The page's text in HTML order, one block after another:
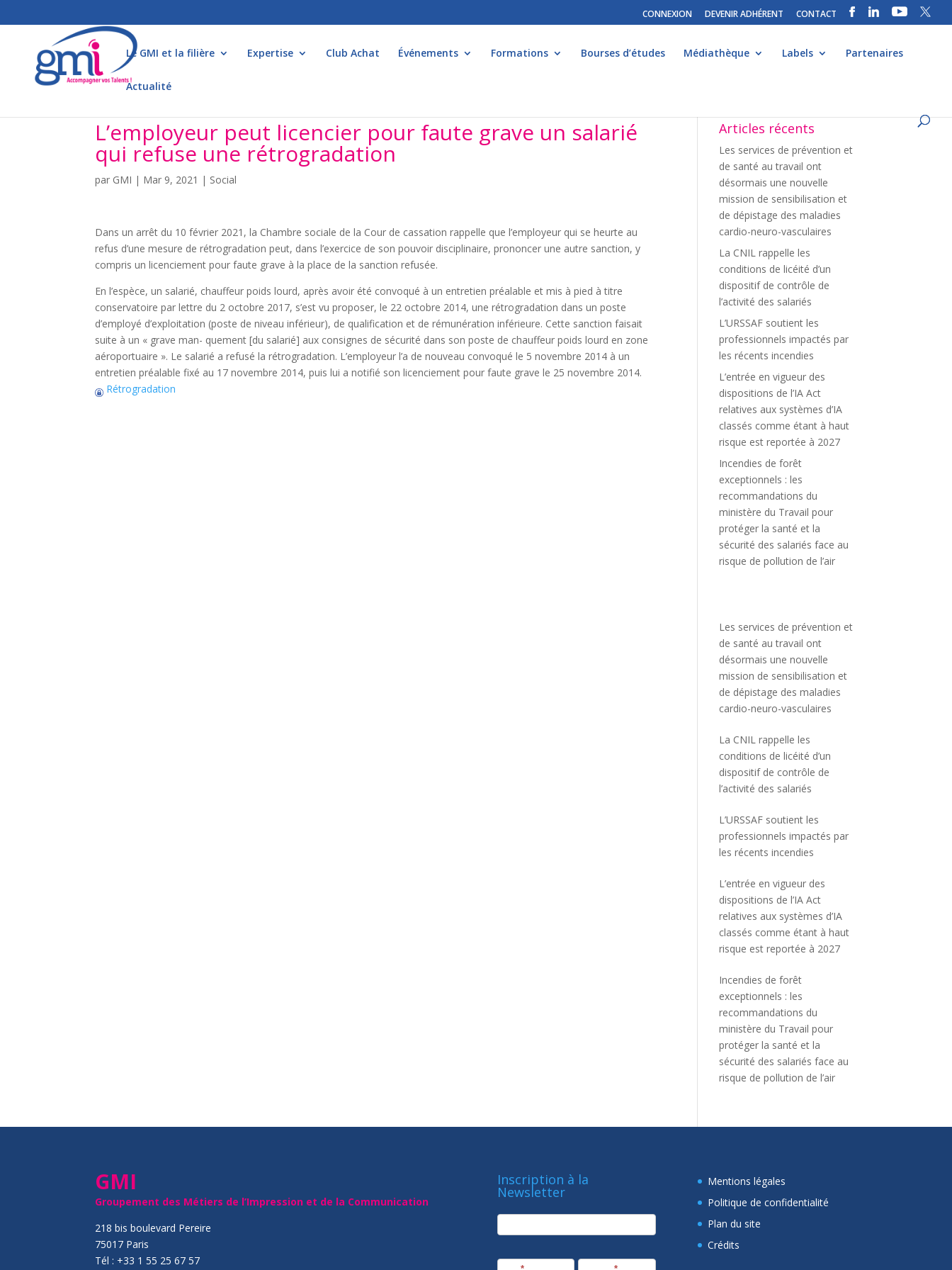
CONNEXION DEVENIR ADHÉRENT CONTACT
Le GMI et la filière Expertise Club Achat Événements Formations Bourses d’études Médiathèque Labels Partenaires
Actualité
L’employeur peut licencier pour faute grave un salarié
qui refuse une rétrogradation
par GMI | Mar 9, 2021 | Social
Dans un arrêt du 10 février 2021, la Chambre sociale de la Cour de cassation rappelle que l’employeur qui se heurte au
refus d’une mesure de rétrogradation peut, dans l’exercice de son pouvoir disciplinaire, prononcer une autre sanction, y
compris un licenciement pour faute grave à la place de la sanction refusée.
En l’espèce, un salarié, chauffeur poids lourd, après avoir été convoqué à un entretien préalable et mis à pied à titre
conservatoire par lettre du 2 octobre 2017, s’est vu proposer, le 22 octobre 2014, une rétrogradation dans un poste
d’employé d’exploitation (poste de niveau inférieur), de qualification et de rémunération inférieure. Cette sanction faisait
suite à un « grave man- quement [du salarié] aux consignes de sécurité dans son poste de chauffeur poids lourd en zone
aéroportuaire ». Le salarié a refusé la rétrogradation. L’employeur l’a de nouveau convoqué le 5 novembre 2014 à un
entretien préalable fixé au 17 novembre 2014, puis lui a notifié son licenciement pour faute grave le 25 novembre 2014.
Rétrogradation
Articles récents
Les services de prévention et
de santé au travail ont
désormais une nouvelle
mission de sensibilisation et
de dépistage des maladies
cardio-neuro-vasculaires
La CNIL rappelle les
conditions de licéité d’un
dispositif de contrôle de
l’activité des salariés
L’URSSAF soutient les
professionnels impactés par
les récents incendies
L’entrée en vigueur des
dispositions de l’IA Act
relatives aux systèmes d’IA
classés comme étant à haut
risque est reportée à 2027
Incendies de forêt
exceptionnels : les
recommandations du
ministère du Travail pour
protéger la santé et la
sécurité des salariés face au
risque de pollution de l’air
Les services de prévention et
de santé au travail ont
désormais une nouvelle
mission de sensibilisation et
de dépistage des maladies
cardio-neuro-vasculaires
La CNIL rappelle les
conditions de licéité d’un
dispositif de contrôle de
l’activité des salariés
L’URSSAF soutient les
professionnels impactés par
les récents incendies
L’entrée en vigueur des
dispositions de l’IA Act
relatives aux systèmes d’IA
classés comme étant à haut
risque est reportée à 2027
Incendies de forêt
exceptionnels : les
recommandations du
ministère du Travail pour
protéger la santé et la
sécurité des salariés face au
risque de pollution de l’air
GMI
Groupement des Métiers de l’Impression et de la Communication
218 bis boulevard Pereire
75017 Paris
Tél : +33 1 55 25 67 57
Inscription à la
Newsletter
newsletter
Mentions légales
Politique de confidentialité
Plan du site
Crédits